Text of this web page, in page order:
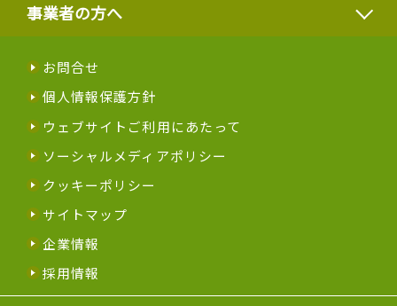
事業者の方へ
お問合せ
個人情報保護方針
ウェブサイトご利用にあたって
ソーシャルメディアポリシー
クッキーポリシー
サイトマップ
企業情報
採用情報